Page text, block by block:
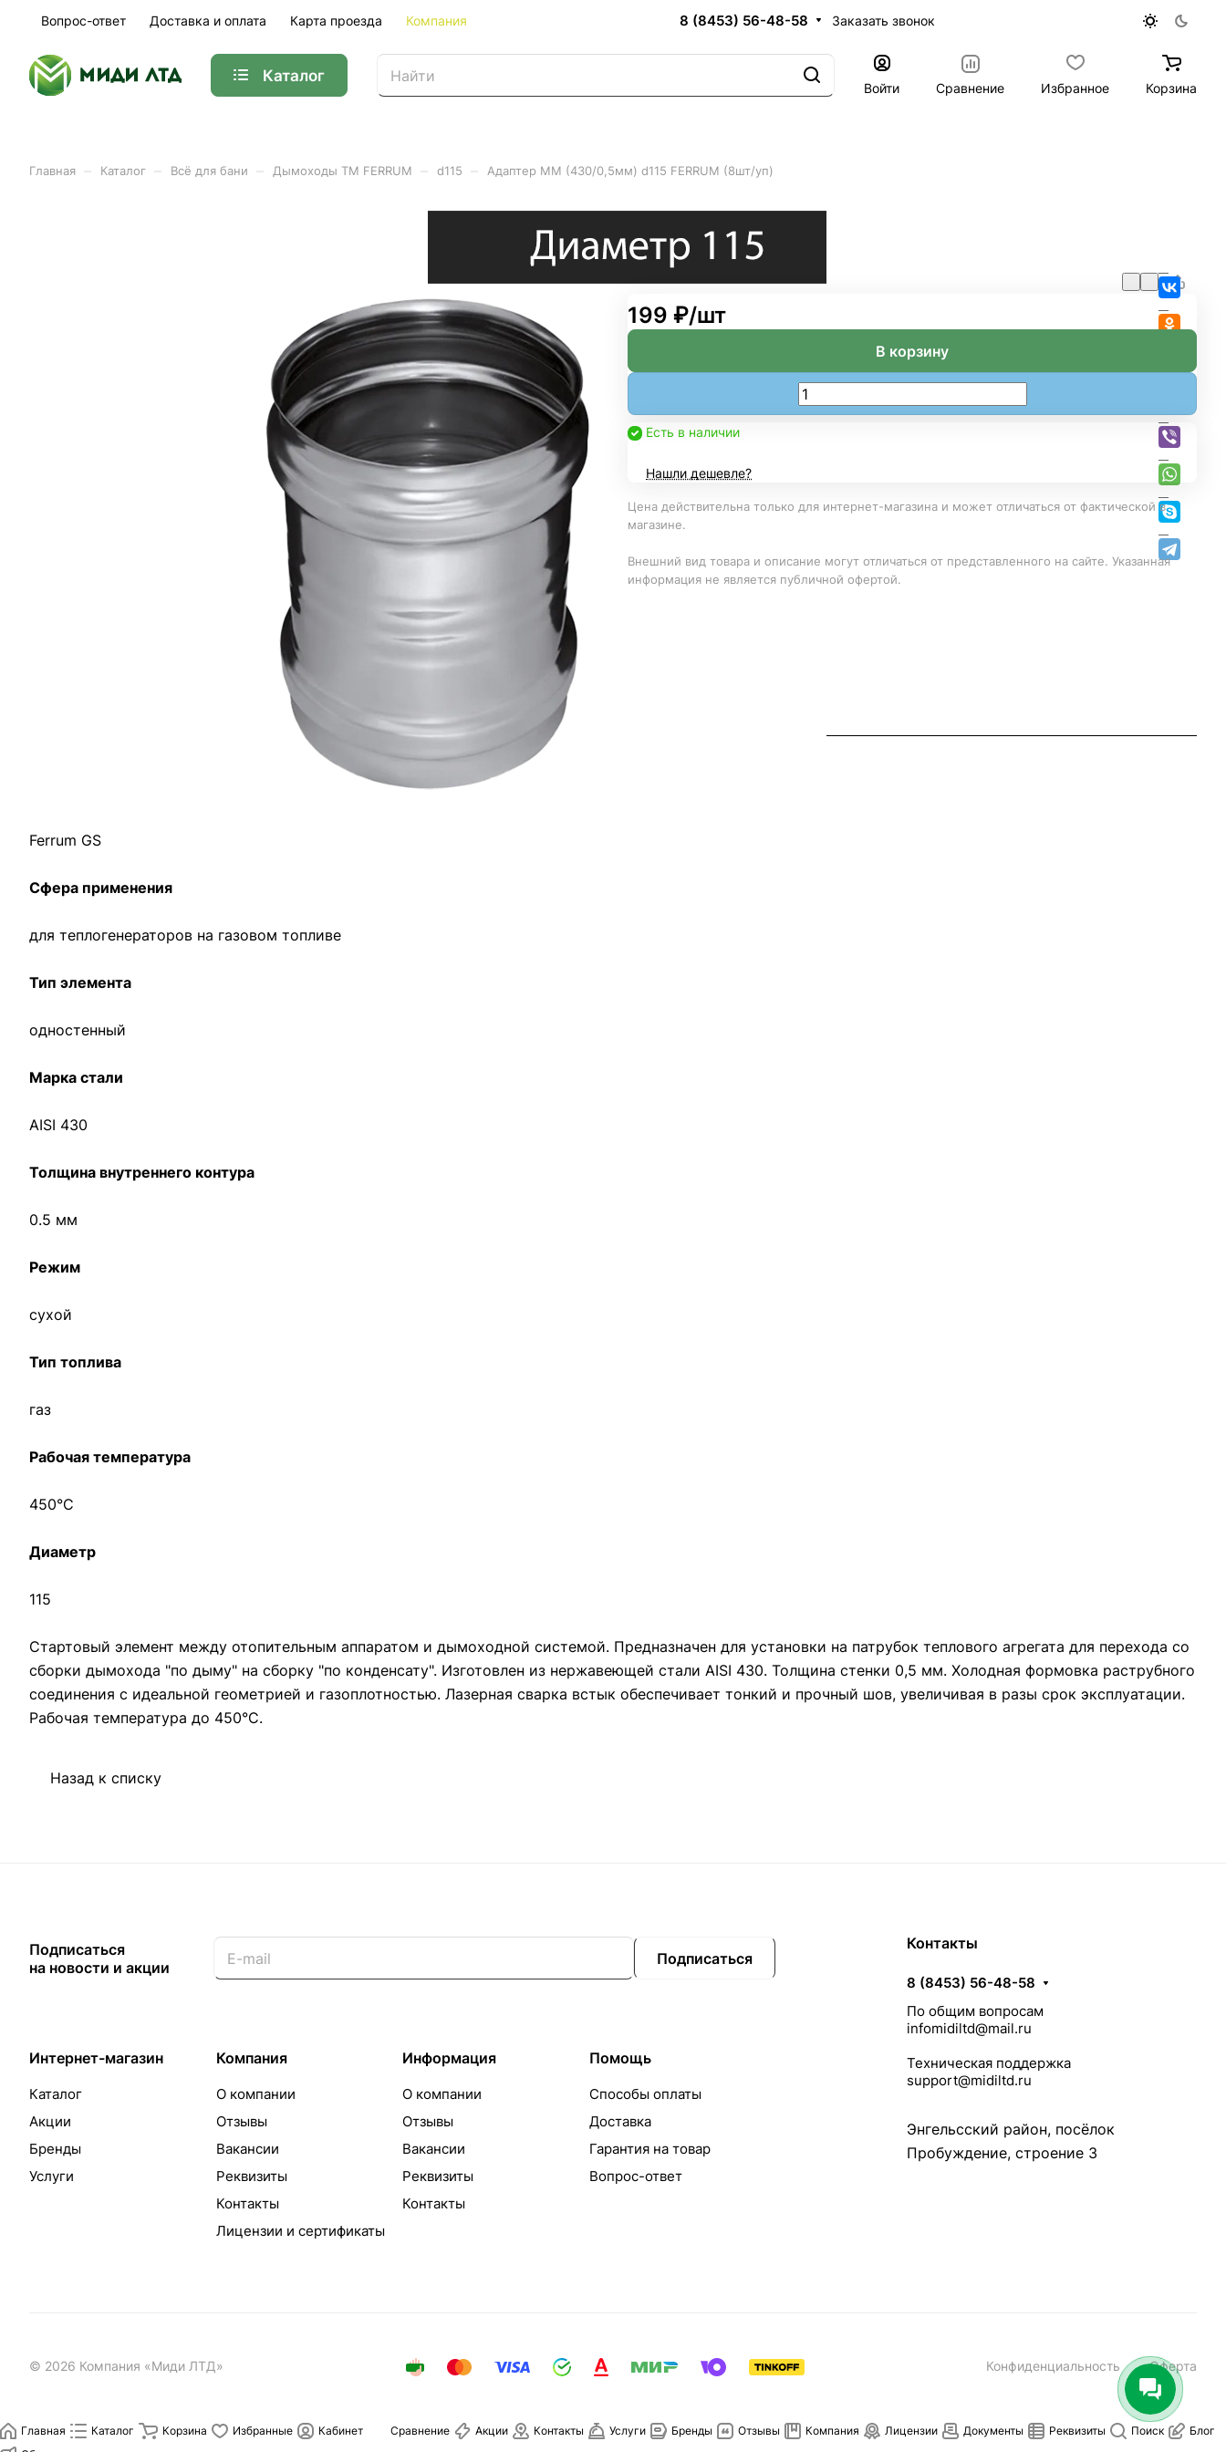
Вопрос-ответ Доставка и оплата Карта проезда Компания 8 (8453) 56-48-58 Заказать звонок
Каталог
Войти Сравнение Избранное Корзина
Главная Каталог Всё для бани Дымоходы ТМ FERRUM d115 Адаптер ММ (430/0,5мм) d115 FERRUM (8шт/уп)
Адаптер ММ (430/0,5мм) d115 FERRUM (8шт/уп)
Все товары категории
199 ₽/шт
В корзину
Есть в наличии
Нашли дешевле?
Цена действительна только для интернет-магазина и может отличаться от фактической в
магазине.
Внешний вид товара и описание могут отличаться от представленного на сайте. Указанная
информация не является публичной офертой.
Доставка
Ferrum GS
Сфера применения
для теплогенераторов на газовом топливе
Тип элемента
одностенный
Марка стали
AISI 430
Толщина внутреннего контура
0.5 мм
Режим
сухой
Тип топлива
газ
Рабочая температура
450°С
Диаметр
115
Стартовый элемент между отопительным аппаратом и дымоходной системой. Предназначен для установки на патрубок теплового агрегата для перехода со
сборки дымохода "по дыму" на сборку "по конденсату". Изготовлен из нержавеющей стали AISI 430. Толщина стенки 0,5 мм. Холодная формовка раструбного
соединения с идеальной геометрией и газоплотностью. Лазерная сварка встык обеспечивает тонкий и прочный шов, увеличивая в разы срок эксплуатации.
Рабочая температура до 450°С.
Назад к списку
Подписаться
на новости и акции
Подписаться
Интернет-магазин
Каталог
Акции
Бренды
Услуги
Компания
О компании
Отзывы
Вакансии
Реквизиты
Контакты
Лицензии и сертификаты
Информация
О компании
Отзывы
Вакансии
Реквизиты
Контакты
Помощь
Способы оплаты
Доставка
Гарантия на товар
Вопрос-ответ
Контакты
8 (8453) 56-48-58
По общим вопросам
infomidiltd@mail.ru
Техническая поддержка
support@midiltd.ru
Энгельсский район, посёлок
Пробуждение, строение 3
© 2026 Компания «Миди ЛТД» Конфиденциальность Оферта
Главная Каталог Корзина Избранные Кабинет Сравнение Акции Контакты Услуги Бренды Отзывы Компания Лицензии Документы Реквизиты Поиск
Блог